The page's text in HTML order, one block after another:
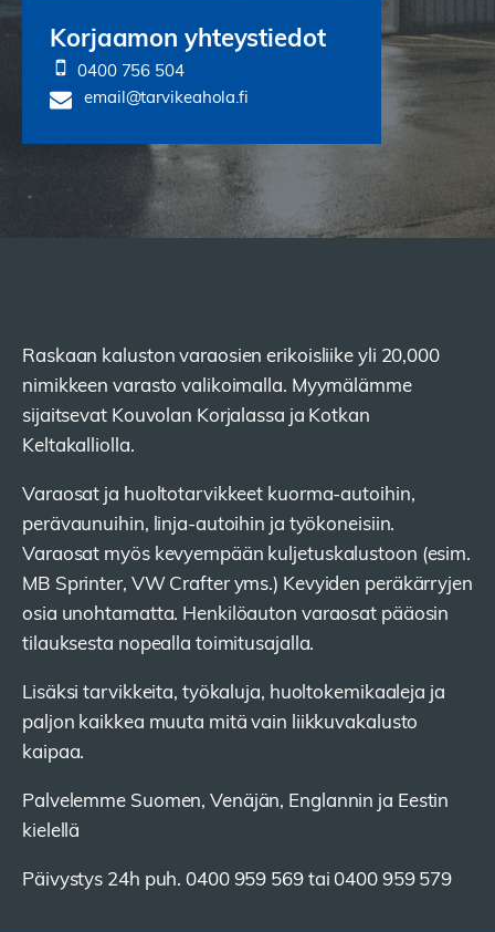
Korjaamon yhteystiedot
0400 756 504
email@tarvikeahola.fi
Raskaan kaluston varaosien erikoisliike yli 20,000
nimikkeen varasto valikoimalla. Myymälämme
sijaitsevat Kouvolan Korjalassa ja Kotkan
Keltakalliolla.
Varaosat ja huoltotarvikkeet kuorma-autoihin,
perävaunuihin, linja-autoihin ja työkoneisiin.
Varaosat myös kevyempään kuljetuskalustoon (esim.
MB Sprinter, VW Crafter yms.) Kevyiden peräkärryjen
osia unohtamatta. Henkilöauton varaosat pääosin
tilauksesta nopealla toimitusajalla.
Lisäksi tarvikkeita, työkaluja, huoltokemikaaleja ja
paljon kaikkea muuta mitä vain liikkuvakalusto
kaipaa.
Palvelemme Suomen, Venäjän, Englannin ja Eestin
kielellä
Päivystys 24h puh. 0400 959 569 tai 0400 959 579